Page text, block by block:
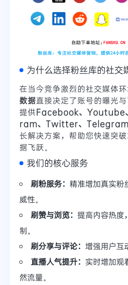
为什么选择粉丝库的社交
在当今竞争激烈的社交媒体环
数据直接决定了账号的曝光
提供Facebook、
ram、Twitter、Telegram
长解决方案，帮助您快速突
据飞跃。
我们的核心服务
刷粉服务： 精准增加真实粉
威性。
刷赞与浏览： 提高内容热度
制。
刷分享与评论： 增强用户互
直播人气提升： 实时增加观
然流量。